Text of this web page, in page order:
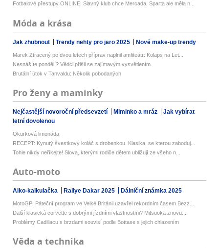
Fotbalové přestupy ONLINE: Slavný klub chce Mercada, Sparta ale měla n...
Móda a krása
Jak zhubnout Trendy nehty pro jaro 2025 Nové make-up trendy
Marek Ztracený po dvou letech příprav naplnil amfiteátr: Kolaps na Let...
Nesnášíte pondělí? Vědci přišli se zajímavým vysvětlením
Brutální útok v Tanvaldu: Několik pobodaných
Pro ženy a maminky
Nejčastější novoroční předsevzetí Miminko a mráz
Jak vybírat
letní dovolenou
Okurková limonáda
RECEPT: Kynutý švestkový koláč s drobenkou. Klasika, se kterou zaboduj...
Tohle nikdy neříkejte! Slova, kterými rodiče dětem ubližují ze všeho n...
Auto-moto
Alko-kalkulačka Rallye Dakar 2025 Dálniční známka 2025
MotoGP: Páteční program ve Velké Británii uzavřel rekordním časem Bezz...
Další klasická corvette s dobrými jízdními vlastnostmi? Mitsuoka znovu...
Problémy Cadillacu s brzdami souvisí podle Bottase s jejich chlazením
Věda a technika